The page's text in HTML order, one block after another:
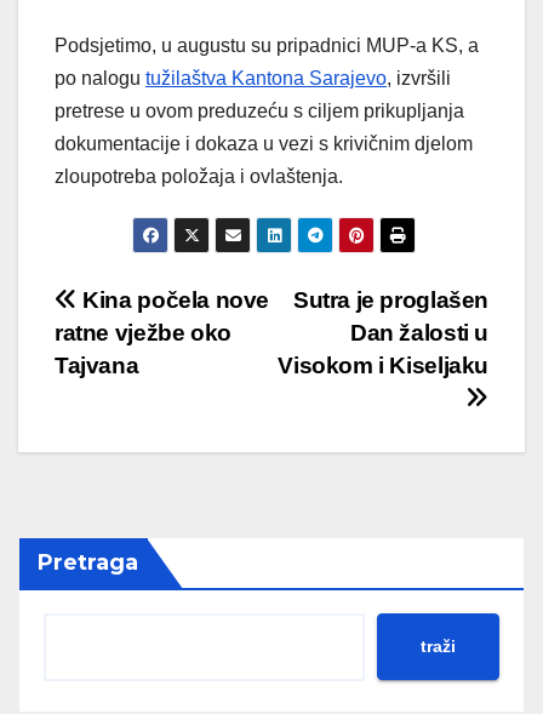
Podsjetimo, u augustu su pripadnici MUP-a KS, a
po nalogu tužilaštva Kantona Sarajevo, izvršili
pretrese u ovom preduzeću s ciljem prikupljanja
dokumentacije i dokaza u vezi s krivičnim djelom
zloupotreba položaja i ovlaštenja.
Post
navigation
Sutra je proglašen
Dan žalosti u
Visokom i Kiseljaku
Kina počela nove
ratne vježbe oko
Tajvana
Pretraga
traži